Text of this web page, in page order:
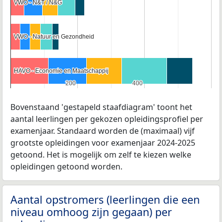
200
200 400
400
VWO - N&T / N&G
VWO - N&T / N&G
VWO - Natuur en Gezondheid
VWO - Natuur en Gezondheid
HAVO - Economie en Maatschappij
HAVO - Economie en Maatschappij
Bovenstaand 'gestapeld staafdiagram' toont het
aantal leerlingen per gekozen opleidingsprofiel per
examenjaar. Standaard worden de (maximaal) vijf
grootste opleidingen voor examenjaar 2024-2025
getoond. Het is mogelijk om zelf te kiezen welke
opleidingen getoond worden.
Aantal opstromers (leerlingen die een
niveau omhoog zijn gegaan) per